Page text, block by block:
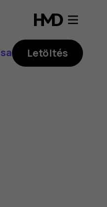
Letöltés